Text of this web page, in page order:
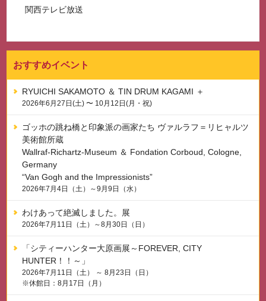
関西テレビ放送
おすすめイベント
RYUICHI SAKAMOTO ＆ TIN DRUM KAGAMI ＋
2026年6月27日(土) 〜 10月12日(月・祝)
ゴッホの跳ね橋と印象派の画家たち ヴァルラフ＝リヒャルツ
美術館所蔵
Wallraf-Richartz-Museum ＆ Fondation Corboud, Cologne,
Germany
“Van Gogh and the Impressionists”
2026年7月4日（土）～9月9日（水）
わけあって絶滅しました。展
2026年7月11日（土）～8月30日（日）
「シティーハンター大原画展～FOREVER, CITY
HUNTER！！～」
2026年7月11日（土） ～ 8月23日（日）
※休館日：8月17日（月）